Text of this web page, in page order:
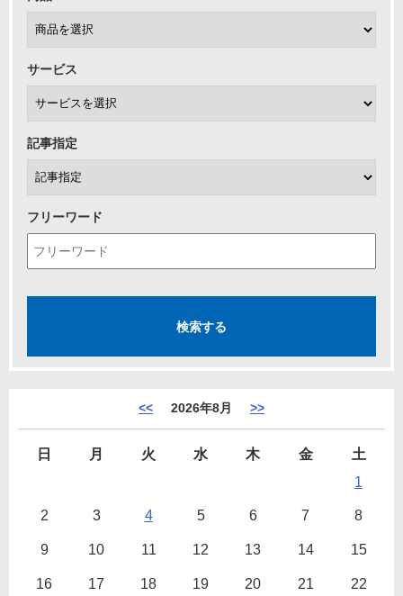
サービス
記事指定
フリーワード
<< 2026年8月 >>
日 月 火 水 木 金
土
1
2 3 4 5 6 7 8
9 10 11 12 13 14 15
16 17 18 19 20 21 22